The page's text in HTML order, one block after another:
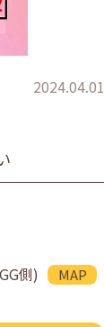
2024.04.01
側)
MAP